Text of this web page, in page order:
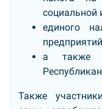
социальной
единого
а также
Также